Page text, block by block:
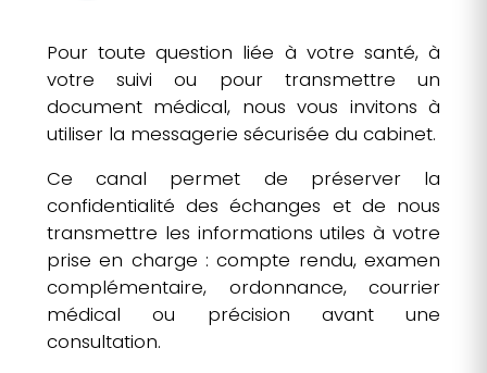
Pour toute question liée à votre santé, à
votre suivi ou pour transmettre un
document médical, nous vous invitons à
utiliser la messagerie sécurisée du cabinet.
Ce canal permet de préserver la
confidentialité des échanges et de nous
transmettre les informations utiles à votre
prise en charge : compte rendu, examen
complémentaire, ordonnance, courrier
médical ou précision avant une
consultation.